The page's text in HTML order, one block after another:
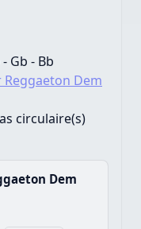
- Gb - Bb
Reggaeton Dem
circulaire(s)
Dem